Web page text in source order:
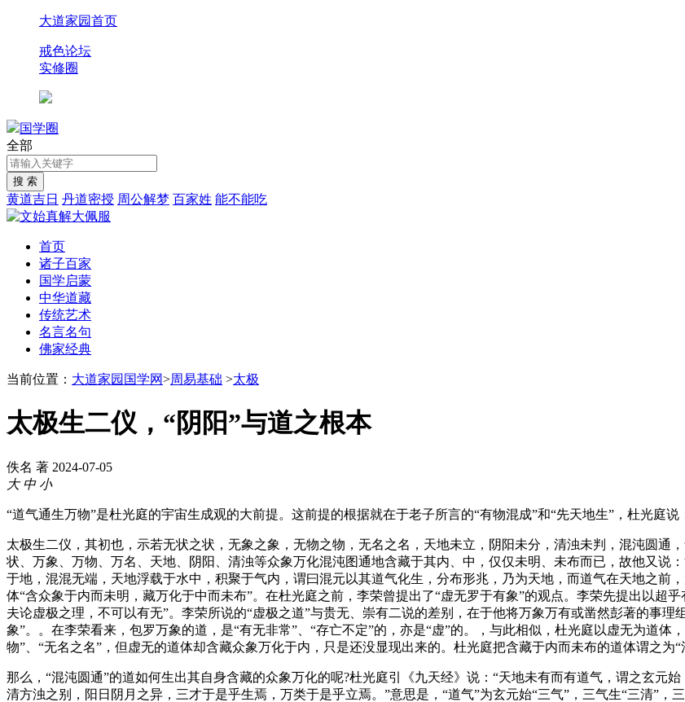
大道家园首页
戒色论坛
实修圈
国学圈
全部
黄道吉日 丹道密授 周公解梦 百家姓 能不能吃
首页
诸子百家
国学启蒙
中华道藏
传统艺术
名言名句
佛家经典
当前位置： 大道家园国学网>周易基础 >太极
太极生二仪，“阴阳”与道之根本
佚名 著 2024-07-05
大 中 小
“道气通生万物”是杜光庭的宇宙生成观的大前提。这前提的根据就在于老子所言的“有物混成”和“先天地生”，杜光庭
太极生二仪，其初也，示若无状之状，无象之象，无物之物，无名之名，天地未立，阴阳未分，清浊未判，混沌圆通
状、万象、万物、万名、天地、阴阳、清浊等众象万化混沌图通地含藏于其内、中，仅仅未明、未布而已，故他又说
于地，混混无端，天地浮载于水中，积聚于气内，谓曰混元以其道气化生，分布形兆，乃为天地，而道气在天地之前
体“含众象于内而未明，藏万化于中而未布”。在杜光庭之前，李荣曾提出了“虚无罗于有象”的观点。李荣先提出以超
夫论虚极之理，不可以有无”。李荣所说的“虚极之道”与贵无、崇有二说的差别，在于他将万象万有或凿然彭著的事
象”。。在李荣看来，包罗万象的道，是“有无非常”、“存亡不定”的，亦是“虚”的。，与此相似，杜光庭以虚无为道体
物”、“无名之名”，但虚无的道体却含藏众象万化于内，只是还没显现出来的。杜光庭把含藏于内而未布的道体谓之为“
那么，“混沌圆通”的道如何生出其自身含藏的众象万化的呢?杜光庭引《九天经》说：“天地未有而有道气，谓之玄元
清方浊之别，阳日阴月之异，三才于是乎生焉，万类于是乎立焉。”意思是，“道气”为玄元始“三气”，三气生“三清”，